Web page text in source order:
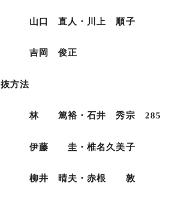
上 順子
正
方法
秀宗 285
久美子
赤根 敦